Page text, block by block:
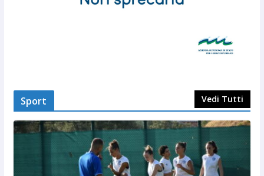
Sport Vedi Tutti